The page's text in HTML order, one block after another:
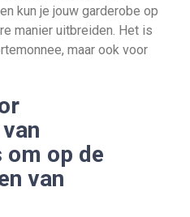
kun je jouw garderobe op
manier uitbreiden. Het is
maar ook voor
om op de
van